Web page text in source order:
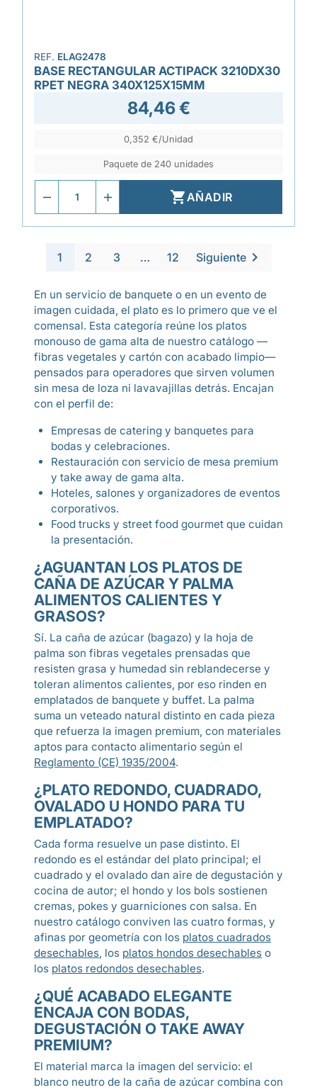
REF. ELAG2478
BASE RECTANGULAR ACTIPACK 3210DX30
RPET NEGRA 340X125X15MM
84,46 €
0,352 €/Unidad
Paquete de 240 unidades
AÑADIR
1 2 3 … 12 Siguiente
En un servicio de banquete o en un evento de
imagen cuidada, el plato es lo primero que ve el
comensal. Esta categoría reúne los platos
monouso de gama alta de nuestro catálogo —
fibras vegetales y cartón con acabado limpio—
pensados para operadores que sirven volumen
sin mesa de loza ni lavavajillas detrás. Encajan
con el perfil de:
Empresas de catering y banquetes para
bodas y celebraciones.
Restauración con servicio de mesa premium
y take away de gama alta.
Hoteles, salones y organizadores de eventos
corporativos.
Food trucks y street food gourmet que cuidan
la presentación.
¿AGUANTAN LOS PLATOS DE
CAÑA DE AZÚCAR Y PALMA
ALIMENTOS CALIENTES Y
GRASOS?
Sí. La caña de azúcar (bagazo) y la hoja de
palma son fibras vegetales prensadas que
resisten grasa y humedad sin reblandecerse y
toleran alimentos calientes, por eso rinden en
emplatados de banquete y buffet. La palma
suma un veteado natural distinto en cada pieza
que refuerza la imagen premium, con materiales
aptos para contacto alimentario según el
Reglamento (CE) 1935/2004.
¿PLATO REDONDO, CUADRADO,
OVALADO U HONDO PARA TU
EMPLATADO?
Cada forma resuelve un pase distinto. El
redondo es el estándar del plato principal; el
cuadrado y el ovalado dan aire de degustación y
cocina de autor; el hondo y los bols sostienen
cremas, pokes y guarniciones con salsa. En
nuestro catálogo conviven las cuatro formas, y
afinas por geometría con los platos cuadrados
desechables, los platos hondos desechables o
los platos redondos desechables.
¿QUÉ ACABADO ELEGANTE
ENCAJA CON BODAS,
DEGUSTACIÓN O TAKE AWAY
PREMIUM?
El material marca la imagen del servicio: el
blanco neutro de la caña de azúcar combina con